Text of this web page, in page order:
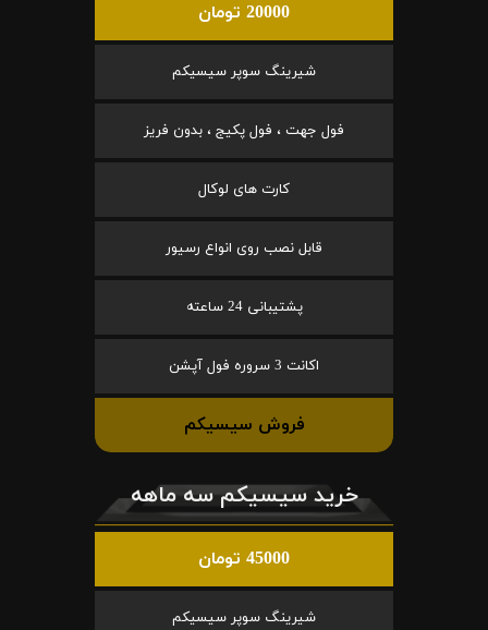
20000 تومان
شیرینگ سوپر سیسیکم
فول جهت ، فول پکیج ، بدون فریز
کارت های لوکال
قابل نصب روی انواع رسیور
پشتیبانی 24 ساعته
اکانت 3 سروره فول آپشن
فروش سیسیکم
خرید سیسیکم سه ماهه
45000 تومان
شیرینگ سوپر سیسیکم